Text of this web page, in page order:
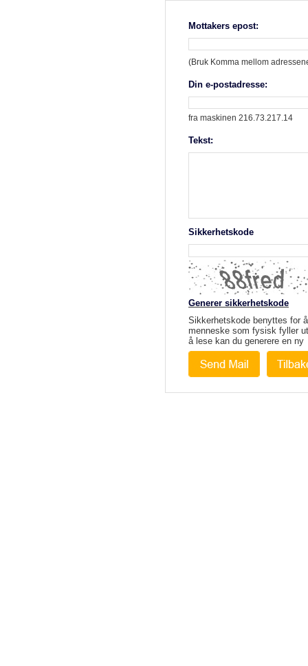
Mottakers epost:
(Bruk Komma mellom
Din e-postadresse:
fra maskinen 216.73.217.14
Tekst:
Sikkerhetskode
Generer sikkerhetskode
Sikkerhetskode benyttes for
menneske som fysisk fyller
å lese kan du generere en ny